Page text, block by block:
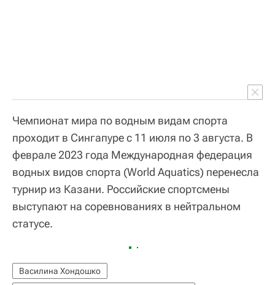
Чемпионат мира по водным видам спорта
проходит в Сингапуре с 11 июля по 3 августа. В
феврале 2023 года Международная федерация
водных видов спорта (World Aquatics) перенесла
турнир из Казани. Российские спортсмены
выступают на соревнованиях в нейтральном
статусе.
Василина Хондошко